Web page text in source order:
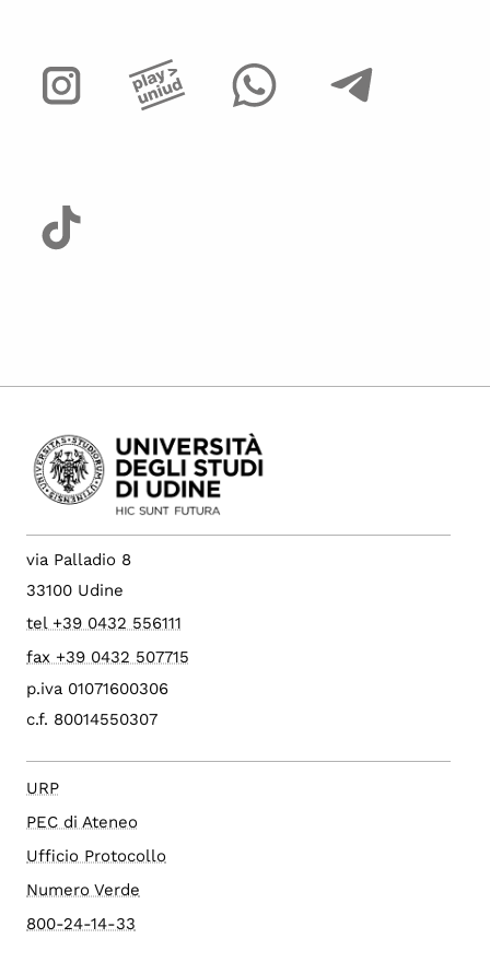
via Palladio 8
33100 Udine
tel +39 0432 556111
fax +39 0432 507715
p.iva 01071600306
c.f. 80014550307
URP
PEC di Ateneo
Ufficio Protocollo
Numero Verde
800-24-14-33